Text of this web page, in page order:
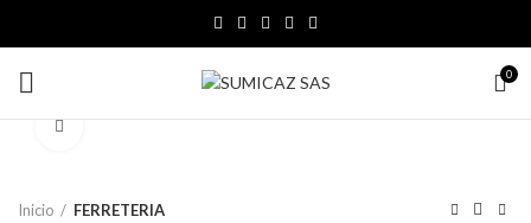
0
Inicio FERRETERIA